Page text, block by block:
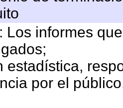
Los informes
estadística,
por el